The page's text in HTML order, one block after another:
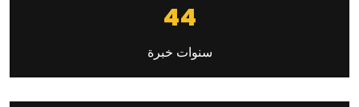
44
سنوات خبرة